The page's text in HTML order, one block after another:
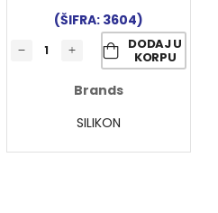
(ŠIFRA: 3604)
DODAJ U
KORPU
Brands
SILIKON